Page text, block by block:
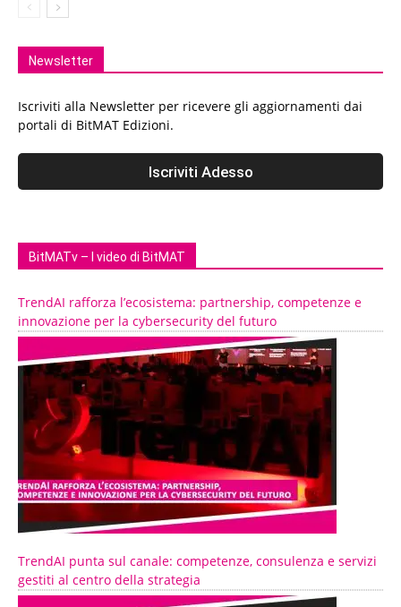
Newsletter
Iscriviti alla Newsletter per ricevere gli aggiornamenti dai
portali di BitMAT Edizioni.
BitMATv – I video di BitMAT
TrendAI rafforza l’ecosistema: partnership, competenze e
innovazione per la cybersecurity del futuro
TrendAI punta sul canale: competenze, consulenza e servizi
gestiti al centro della strategia